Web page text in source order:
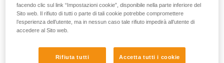
È opportuno ricordare che qualsiasi modifica di un DPI è
proibita al di fuori degli stabilimenti Petzl.
facendo clic sul link “Impostazioni cookie”, disponibile nella parte inferiore del
Sito web. Il rifiuto di tutti o parte di tali cookie potrebbe compromettere
l’esperienza dell’utente, ma in nessun caso tale rifiuto impedirà all’utente di
accedere al Sito web.
Rifiuta tutti Accetta tutti i cookie